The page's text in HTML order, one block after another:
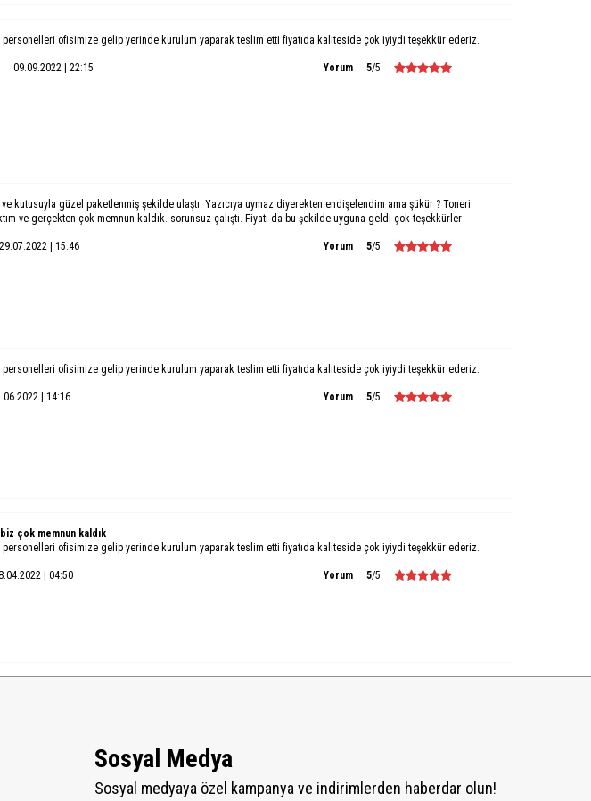
personelleri ofisimize gelip yerinde kurulum yaparak teslim etti fiyatıda kaliteside çok iyiydi teşekkür ederiz.
09.09.2022 | 22:15 Yorum 5/5
kutusuyla güzel paketlenmiş şekilde ulaştı. Yazıcıya uymaz diyerekten endişelendim ama şükür ? Toneri
ve gerçekten çok memnun kaldık. sorunsuz çalıştı. Fiyatı da bu şekilde uyguna geldi çok teşekkürler
29.07.2022 | 15:46 Yorum 5/5
personelleri ofisimize gelip yerinde kurulum yaparak teslim etti fiyatıda kaliteside çok iyiydi teşekkür ederiz.
| 14:16 Yorum 5/5
çok memnun kaldık
personelleri ofisimize gelip yerinde kurulum yaparak teslim etti fiyatıda kaliteside çok iyiydi teşekkür ederiz.
| 04:50 Yorum 5/5
Sosyal Medya
Sosyal medyaya özel kampanya ve indirimlerden haberdar olun!